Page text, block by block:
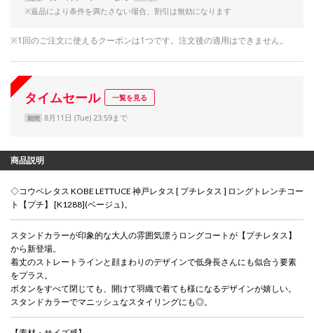
※返品により条件を満たさない場合、割引は無効になります
※1回のご注文に使えるクーポンは1つです。注文後の適用はできません。
タイムセール 一覧を見る
期間 8月11日 (Tue) 23:59まで
商品説明
◇コウベレタス KOBE LETTUCE 神戸レタス [ プチレタス ] ロングトレンチコー
ト【プチ】 [K1288](ベージュ)。
スタンドカラーが印象的な大人の雰囲気漂うロングコートが【プチレタス】
から新登場。
着丈のストレートラインと顔まわりのデザインで低身長さんにも似合う要素
をプラス。
ボタンをすべて閉じても、開けて羽織で着ても様になるデザインが嬉しい。
スタンドカラーでマニッシュなスタイリングにも◎。